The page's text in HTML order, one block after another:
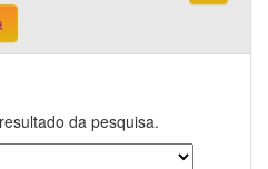
da pesquisa.